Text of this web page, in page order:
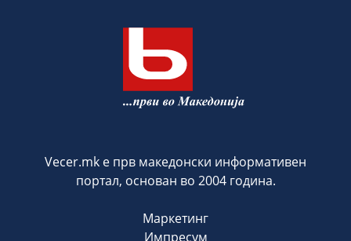
Vecer.mk е прв македонски информативен
портал, основан во 2004 година.
Маркетинг
Импресум